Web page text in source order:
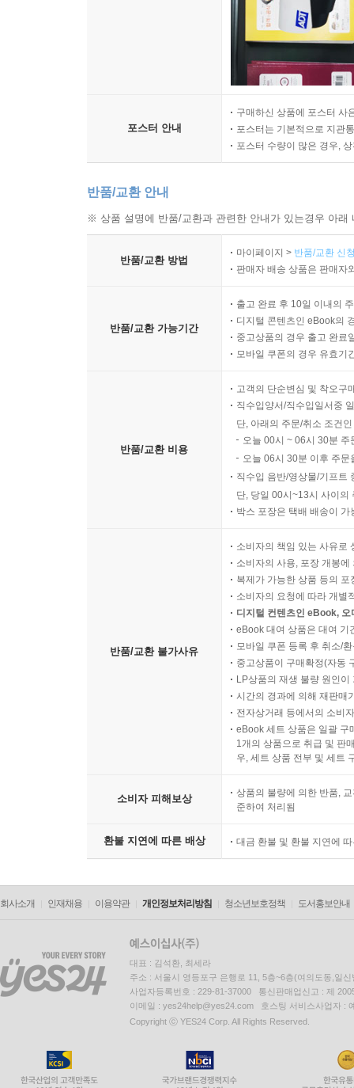
포스터 안내
구매하신 상품에 포스터 사
포스터는 기본적으로 지관
포스터 수량이 많은 경우,
반품/교환 안내
※ 상품 설명에 반품/교환과 관련한 안내가 있는경우 아
반품/교환 방법
마이페이지 > 반품/교환 신
판매자 배송 상품은 판매자
반품/교환 가능기간
출고 완료 후 10일 이내의
디지털 콘텐츠인 eBook의
중고상품의 경우 출고 완료
모바일 쿠폰의 경우 유효기
반품/교환 비용
고객의 단순변심 및 착오구
직수입양서/직수입일서중
단, 아래의 주문/취소 조건
오늘 00시 ~ 06시 30분
오늘 06시 30분 이후 주
직수입 음반/영상물/기프트
단, 당일 00시~13시 사이의
박스 포장은 택배 배송이
반품/교환 불가사유
소비자의 책임 있는 사유로
소비자의 사용, 포장 개봉
복제가 가능한 상품 등의
소비자의 요청에 따라 개별
디지털 컨텐츠인 eBook,
eBook 대여 상품은 대여 기
모바일 쿠폰 등록 후 취소/
중고상품이 구매확정(자동
LP상품의 재생 불량 원인
시간의 경과에 의해 재판매
전자상거래 등에서의 소비
eBook 세트 상품은 일괄 구
1개의 상품으로 취급 및 판
우, 세트 상품 전부 및 세트
소비자 피해보상
상품의 불량에 의한 반품,
준하여 처리됨
환불 지연에 따른 배상 대금 환불 및 환불 지연에
회사소개 인재채용 이용약관 개인정보처리방침 청소년보호정책 도서홍보안내
대표 : 김석환, 최세라
주소 : 서울시 영등포구 은행로 11, 5층~6층(여의도동,일신
사업자등록번호 : 229-81-37000 통신판매업신고 : 제
이메일 : yes24help@yes24.com 호스팅 서비스사업자 :
Copyright ⓒ YES24 Corp. All Rights Reserved.